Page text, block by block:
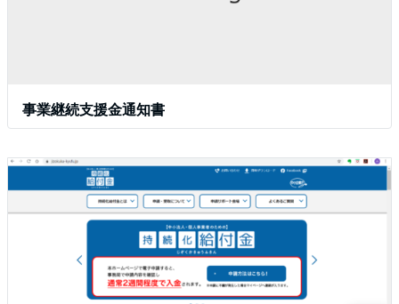
事業継続支援金通知書